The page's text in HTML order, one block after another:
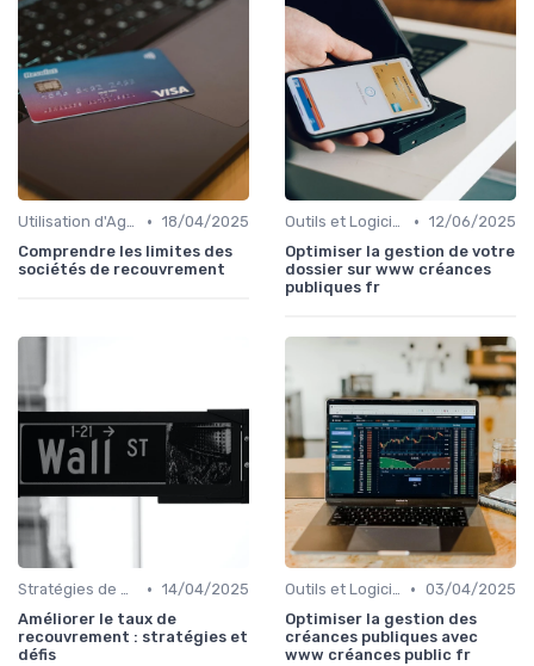
Utilisation d'Agences de Recouvrement • 18/04/2025
Comprendre les limites des
sociétés de recouvrement
Outils et Logiciels de Gestion de Créances • 12/06/2025
Optimiser la gestion de votre
dossier sur www créances
publiques fr
Stratégies de Recouvrement B2B • 14/04/2025
Améliorer le taux de
recouvrement : stratégies et
défis
Outils et Logiciels de Gestion de Créances • 03/04/2025
Optimiser la gestion des
créances publiques avec
www créances public fr